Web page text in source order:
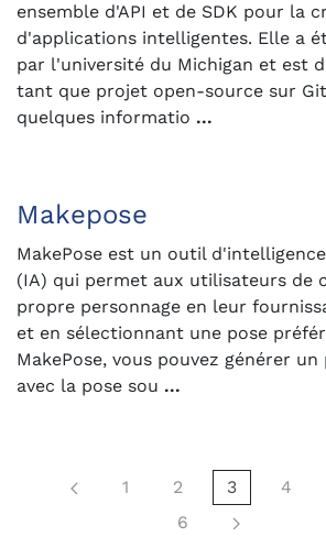
ensemble d'API et de SDK pour la
d'applications intelligentes. Elle a
par l'université du Michigan et est
tant que projet open-source sur
quelques informatio ...
Makepose
MakePose est un outil
(IA) qui permet aux utilisateurs de
propre personnage en leur
et en sélectionnant une pose
MakePose, vous pouvez générer un
avec la pose sou ...
1 2 3 4
6